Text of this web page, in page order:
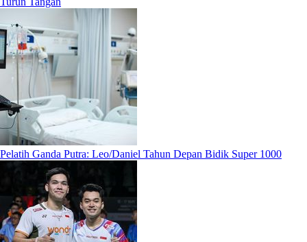
Pelatih Ganda Putra: Leo/Daniel Tahun Depan Bidik Super 1000